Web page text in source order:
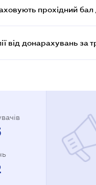
прохідний
від донарахувань за